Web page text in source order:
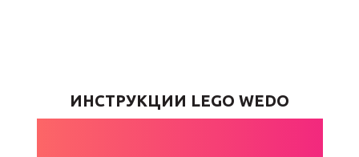
ИНСТРУКЦИИ LEGO WEDO